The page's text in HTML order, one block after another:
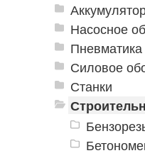
Насосное
Пневматика
Силовое
Станки